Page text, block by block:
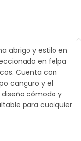
abrigo y estilo en
en felpa
Cuenta con
canguro y el
diseño cómodo y
para cualquier